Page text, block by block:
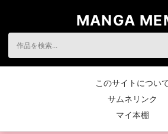
MANGA
このサイトについ
サムネリンク
マイ本棚